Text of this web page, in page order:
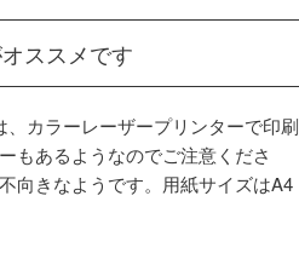
ススメです
カラーレーザープリンターで印刷
もあるようなのでご注意くださ
向きなようです。用紙サイズはA4